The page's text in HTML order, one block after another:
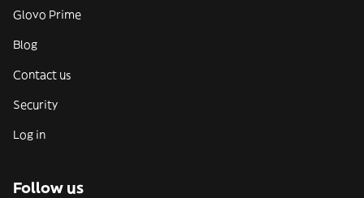
Glovo Prime
Blog
Contact us
Security
Log in
Follow us